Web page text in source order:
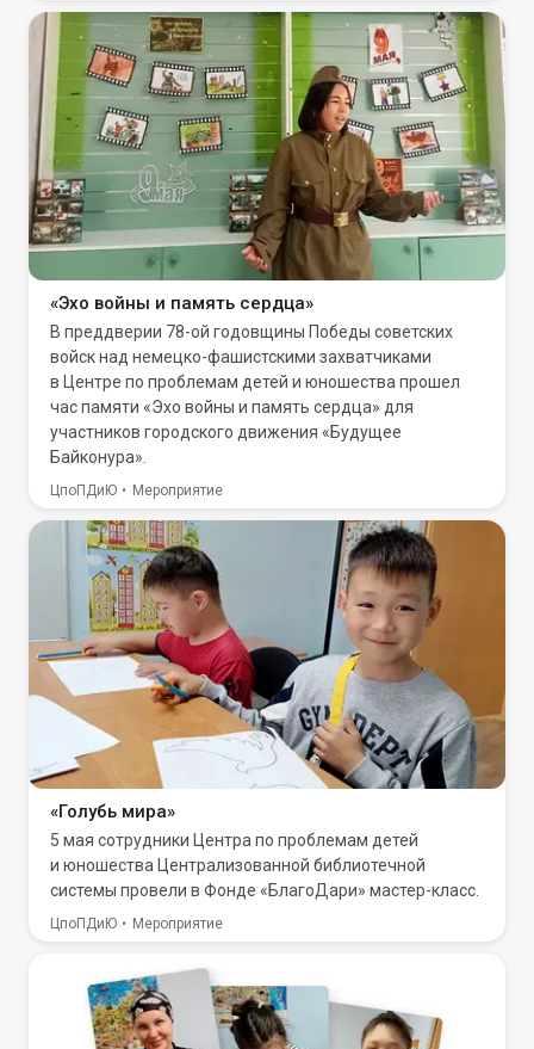
«Эхо войны и память сердца»
В преддверии 78-ой годовщины Победы советских
войск над немецко-фашистскими захватчиками
в Центре по проблемам детей и юношества прошел
час памяти «Эхо войны и память сердца» для
участников городского движения «Будущее
Байконура».
ЦпоПДиЮ Мероприятие
«Голубь мира»
5 мая сотрудники Центра по проблемам детей
и юношества Централизованной библиотечной
системы провели в Фонде «БлагоДари» мастер-класс.
ЦпоПДиЮ Мероприятие